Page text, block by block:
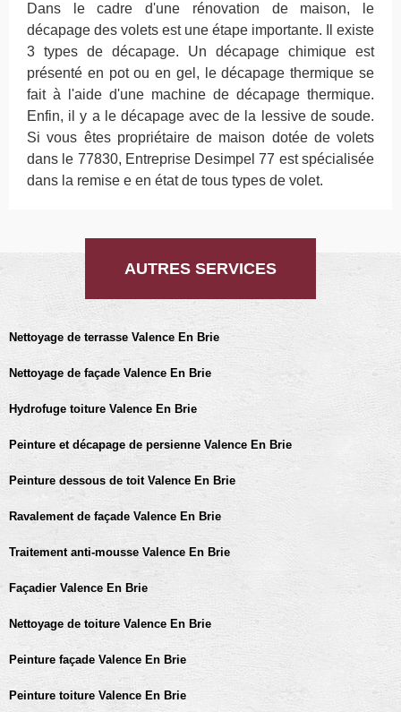
Dans le cadre d'une rénovation de maison, le
décapage des volets est une étape importante. Il existe
3 types de décapage. Un décapage chimique est
présenté en pot ou en gel, le décapage thermique se
fait à l'aide d'une machine de décapage thermique.
Enfin, il y a le décapage avec de la lessive de soude.
Si vous êtes propriétaire de maison dotée de volets
dans le 77830, Entreprise Desimpel 77 est spécialisée
dans la remise e en état de tous types de volet.
AUTRES SERVICES
Nettoyage de terrasse Valence En Brie
Nettoyage de façade Valence En Brie
Hydrofuge toiture Valence En Brie
Peinture et décapage de persienne Valence En Brie
Peinture dessous de toit Valence En Brie
Ravalement de façade Valence En Brie
Traitement anti-mousse Valence En Brie
Façadier Valence En Brie
Nettoyage de toiture Valence En Brie
Peinture façade Valence En Brie
Peinture toiture Valence En Brie